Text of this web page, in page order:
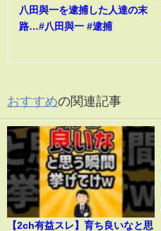
八田與一を逮捕した人達の末
路…#八田與一 #逮捕
おすすめの関連記事
【2ch有益スレ】育ち良いなと思